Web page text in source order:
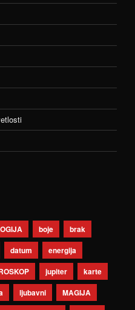
boje
brak
datum
energija
jupiter
karte
ljubavni
MAGIJA